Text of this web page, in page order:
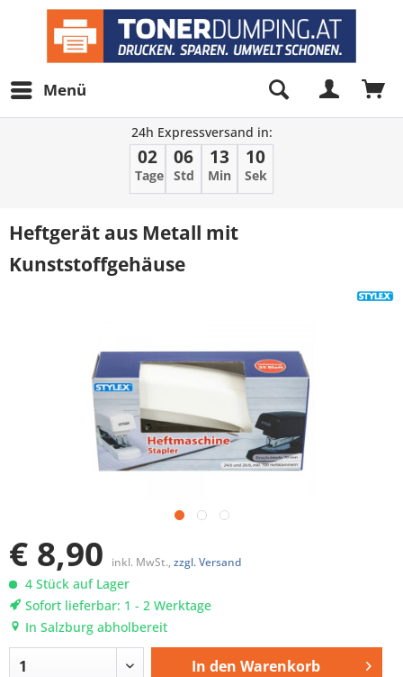
Menü
24h Expressversand in:
02
Tage
06
Std
13
Min
10
Sek
Heftgerät aus Metall mit
Kunststoffgehäuse
€ 8,90 inkl. MwSt., zzgl. Versand
4 Stück auf Lager
Sofort lieferbar: 1 - 2 Werktage
In Salzburg abholbereit
In den Warenkorb